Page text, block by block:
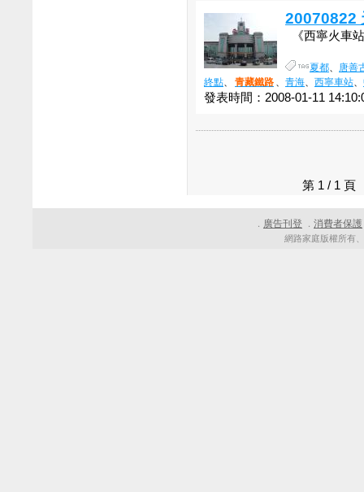
20070822
《西寧火車
夏都、 唐善
終點、 青藏鐵路 、 青海、 西寧車站、
發表時間：2008-01-11
第 1 / 1
． 廣告刊登 ． 消費者保護
網路家庭版權所有